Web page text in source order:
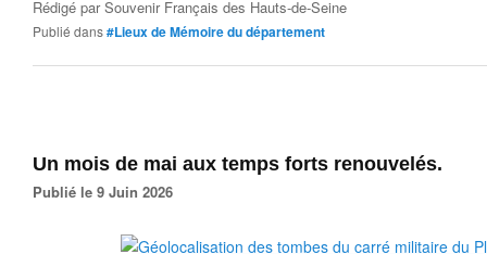
Rédigé parSouvenir Français des Hauts-de-Seine
Publié dans#Lieux de Mémoire du département
Un mois de mai aux temps forts renouvelés.
Publié le 9 Juin 2026